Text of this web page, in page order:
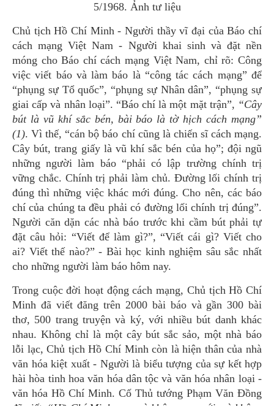
5/1968. Ảnh tư liệu
Chủ tịch Hồ Chí Minh - Người thầy vĩ đại của Báo chí
cách mạng Việt Nam - Người khai sinh và đặt nền
móng cho Báo chí cách mạng Việt Nam, chỉ rõ: Công
việc viết báo và làm báo là “công tác cách mạng” để
“phụng sự Tổ quốc”, “phụng sự Nhân dân”, “phụng sự
giai cấp và nhân loại”. “Báo chí là một mặt trận”, “Cây
bút là vũ khí sắc bén, bài báo là tờ hịch cách mạng”
(1). Vì thế, “cán bộ báo chí cũng là chiến sĩ cách mạng.
Cây bút, trang giấy là vũ khí sắc bén của họ”; đội ngũ
những người làm báo “phải có lập trường chính trị
vững chắc. Chính trị phải làm chủ. Đường lối chính trị
đúng thì những việc khác mới đúng. Cho nên, các báo
chí của chúng ta đều phải có đường lối chính trị đúng”.
Người căn dặn các nhà báo trước khi cầm bút phải tự
đặt câu hỏi: “Viết để làm gì?”, “Viết cái gì? Viết cho
ai? Viết thế nào?” - Bài học kinh nghiệm sâu sắc nhất
cho những người làm báo hôm nay.
Trong cuộc đời hoạt động cách mạng, Chủ tịch Hồ Chí
Minh đã viết đăng trên 2000 bài báo và gần 300 bài
thơ, 500 trang truyện và ký, với nhiều bút danh khác
nhau. Không chỉ là một cây bút sắc sảo, một nhà báo
lỗi lạc, Chủ tịch Hồ Chí Minh còn là hiện thân của nhà
văn hóa kiệt xuất - Người là biểu tượng của sự kết hợp
hài hòa tinh hoa văn hóa dân tộc và văn hóa nhân loại -
văn hóa Hồ Chí Minh. Cố Thủ tướng Phạm Văn Đồng